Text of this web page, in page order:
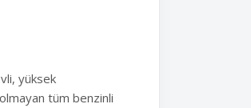
yüksek
tüm benzinli